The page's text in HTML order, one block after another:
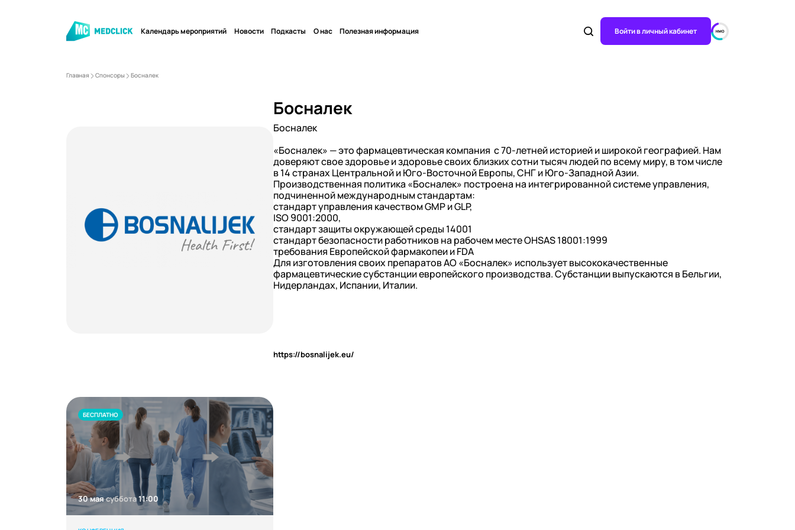
Календарь мероприятий Новости Подкасты О нас Полезная информация Войти в личный кабинет
Главная Спонсоры Босналек
Босналек
Босналек
«Босналек» — это фармацевтическая компания с 70-летней историей и широкой географией. Нам
доверяют свое здоровье и здоровье своих близких сотни тысяч людей по всему миру, в том числе
в 14 странах Центральной и Юго-Восточной Европы, СНГ и Юго-Западной Азии.
Производственная политика «Босналек» построена на интегрированной системе управления,
подчиненной международным стандартам:
стандарт управления качеством GMP и GLP,
ISO 9001:2000,
стандарт защиты окружающей среды 14001
стандарт безопасности работников на рабочем месте OHSAS 18001:1999
требования Европейской фармакопеи и FDA
Для изготовления своих препаратов АО «Босналек» использует высококачественные
фармацевтические субстанции европейского производства. Субстанции выпускаются в Бельгии,
Нидерландах, Испании, Италии.
https://bosnalijek.eu/
БЕСПЛАТНО
30 маясуббота11:00